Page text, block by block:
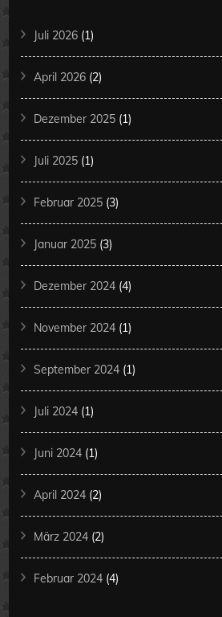
Juli 2026 (1)
April 2026 (2)
Dezember 2025 (1)
Juli 2025 (1)
Februar 2025 (3)
Januar 2025 (3)
Dezember 2024 (4)
November 2024 (1)
September 2024 (1)
Juli 2024 (1)
Juni 2024 (1)
April 2024 (2)
März 2024 (2)
Februar 2024 (4)